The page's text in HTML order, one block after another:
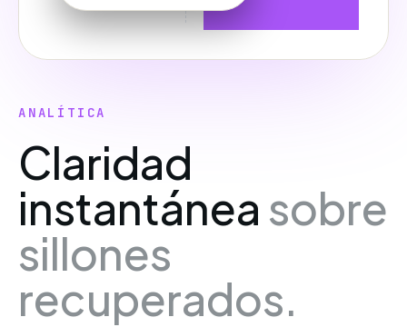
ANALÍTICA
Claridad
instantánea sobre
sillones
recuperados.